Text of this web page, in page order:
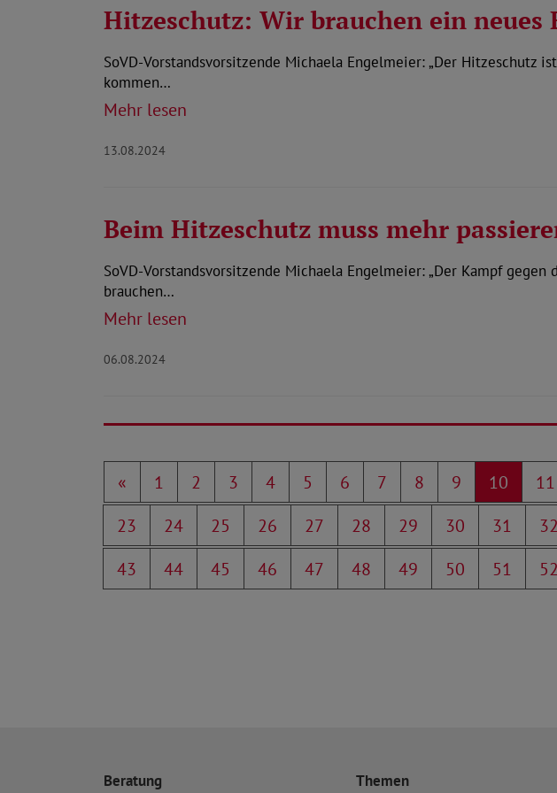
Hitzeschutz: Wir brauchen ein neues
SoVD-Vorstandsvorsitzende Michaela Engelmeier: „Der Hitzeschutz
kommen…
Mehr lesen
13.08.2024
Beim Hitzeschutz muss mehr
SoVD-Vorstandsvorsitzende Michaela Engelmeier: „Der Kampf
brauchen…
Mehr lesen
06.08.2024
« 1 2 3 4 5 6 7 8 9 10 11
23
24 25 26 27 28 29 30 31 32
43
44 45 46 47 48 49 50 51 52
Beratung Themen